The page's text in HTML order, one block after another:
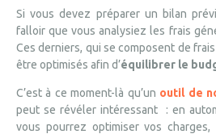
Si vous devez préparer un bilan
falloir que vous analysiez les frais
Ces derniers, qui se composent de
être optimisés afin d’équilibrer le
C’est à ce moment-là qu’un outil de
peut se révéler intéressant : en
vous pourrez optimiser vos